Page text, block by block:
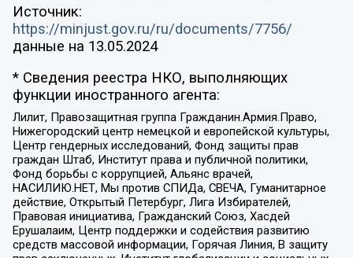
Источник:
https://minjust.gov.ru/ru/documents/7756/
данные на 13.05.2024
* Сведения реестра НКО, выполняющих
функции иностранного агента:
Лилит, Правозащитная группа Гражданин.Армия.Право,
Нижегородский центр немецкой и европейской культуры,
Центр гендерных исследований, Фонд защиты прав
граждан Штаб, Институт права и публичной политики,
Фонд борьбы с коррупцией, Альянс врачей,
НАСИЛИЮ.НЕТ, Мы против СПИДа, СВЕЧА, Гуманитарное
действие, Открытый Петербург, Лига Избирателей,
Правовая инициатива, Гражданский Союз, Хасдей
Ерушалаим, Центр поддержки и содействия развитию
средств массовой информации, Горячая Линия, В защиту